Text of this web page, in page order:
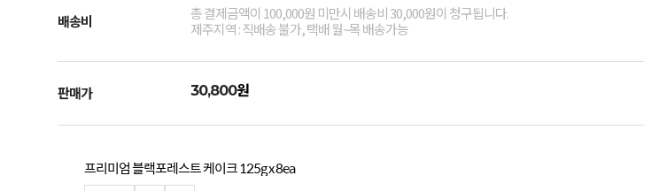
배송비
총 결제금액이 100,000원 미만시 배송비 30,000원이 청구됩니다.
제주지역 : 직배송 불가, 택배 월~목 배송가능
판매가 30,800원
프리미엄 블랙포레스트 케이크 125g x 8ea